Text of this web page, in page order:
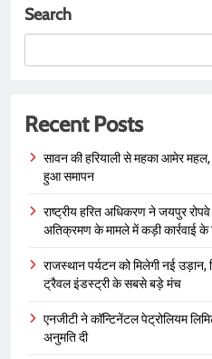
Search
Recent Posts
सावन की हरियाली से महका आमेर महल,
हुआ समापन
राष्ट्रीय हरित अधिकरण ने जयपुर रोपवे
अतिक्रमण के मामले में कड़ी कार्रवाई के
राजस्थान पर्यटन को मिलेगी नई
ट्रैवल इंडस्ट्री के सबसे बड़े मंच
एनजीटी ने कॉन्टिनेंटल पेट्रोलियम
अनुमति दी